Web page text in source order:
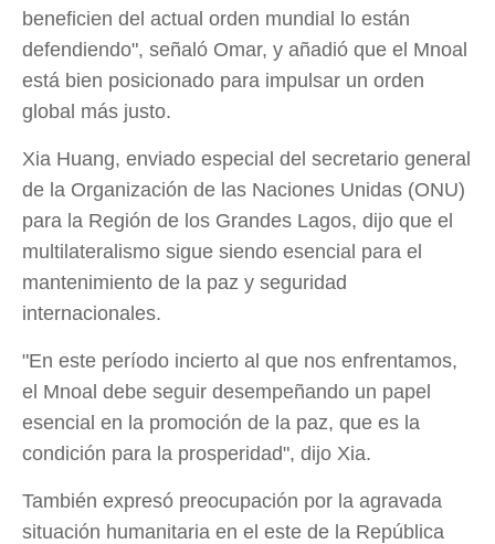
beneficien del actual orden mundial lo están
defendiendo", señaló Omar, y añadió que el Mnoal
está bien posicionado para impulsar un orden
global más justo.
Xia Huang, enviado especial del secretario general
de la Organización de las Naciones Unidas (ONU)
para la Región de los Grandes Lagos, dijo que el
multilateralismo sigue siendo esencial para el
mantenimiento de la paz y seguridad
internacionales.
"En este período incierto al que nos enfrentamos,
el Mnoal debe seguir desempeñando un papel
esencial en la promoción de la paz, que es la
condición para la prosperidad", dijo Xia.
También expresó preocupación por la agravada
situación humanitaria en el este de la República